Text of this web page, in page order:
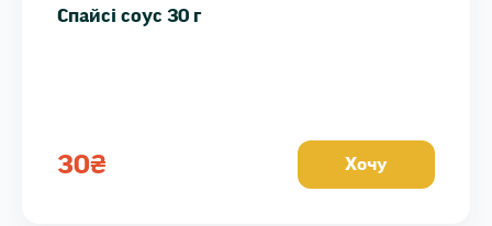
Спайсі соус 30 г
30₴ Хочу